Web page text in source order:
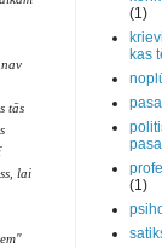
tās
lai
(1)
kas
(1)